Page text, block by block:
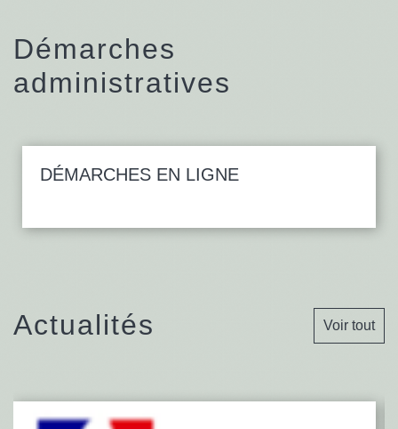
Démarches
administratives
DÉMARCHES EN LIGNE
Actualités Voir tout